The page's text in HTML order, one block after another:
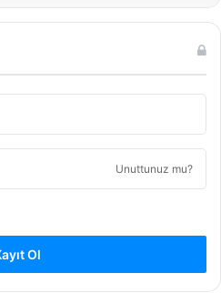
Unuttunuz mu?
Ol